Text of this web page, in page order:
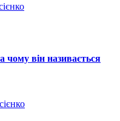
чому він називається